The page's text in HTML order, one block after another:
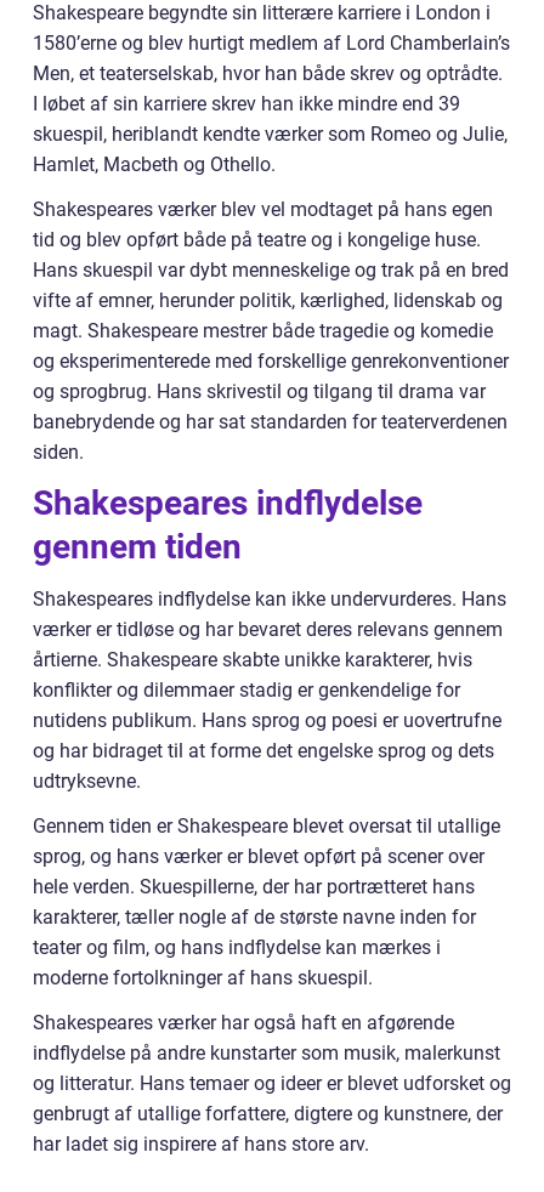
Shakespeare begyndte sin litterære karriere i London i
1580’erne og blev hurtigt medlem af Lord Chamberlain’s
Men, et teaterselskab, hvor han både skrev og optrådte.
I løbet af sin karriere skrev han ikke mindre end 39
skuespil, heriblandt kendte værker som Romeo og Julie,
Hamlet, Macbeth og Othello.
Shakespeares værker blev vel modtaget på hans egen
tid og blev opført både på teatre og i kongelige huse.
Hans skuespil var dybt menneskelige og trak på en bred
vifte af emner, herunder politik, kærlighed, lidenskab og
magt. Shakespeare mestrer både tragedie og komedie
og eksperimenterede med forskellige genrekonventioner
og sprogbrug. Hans skrivestil og tilgang til drama var
banebrydende og har sat standarden for teaterverdenen
siden.
Shakespeares indflydelse
gennem tiden
Shakespeares indflydelse kan ikke undervurderes. Hans
værker er tidløse og har bevaret deres relevans gennem
årtierne. Shakespeare skabte unikke karakterer, hvis
konflikter og dilemmaer stadig er genkendelige for
nutidens publikum. Hans sprog og poesi er uovertrufne
og har bidraget til at forme det engelske sprog og dets
udtryksevne.
Gennem tiden er Shakespeare blevet oversat til utallige
sprog, og hans værker er blevet opført på scener over
hele verden. Skuespillerne, der har portrætteret hans
karakterer, tæller nogle af de største navne inden for
teater og film, og hans indflydelse kan mærkes i
moderne fortolkninger af hans skuespil.
Shakespeares værker har også haft en afgørende
indflydelse på andre kunstarter som musik, malerkunst
og litteratur. Hans temaer og ideer er blevet udforsket og
genbrugt af utallige forfattere, digtere og kunstnere, der
har ladet sig inspirere af hans store arv.